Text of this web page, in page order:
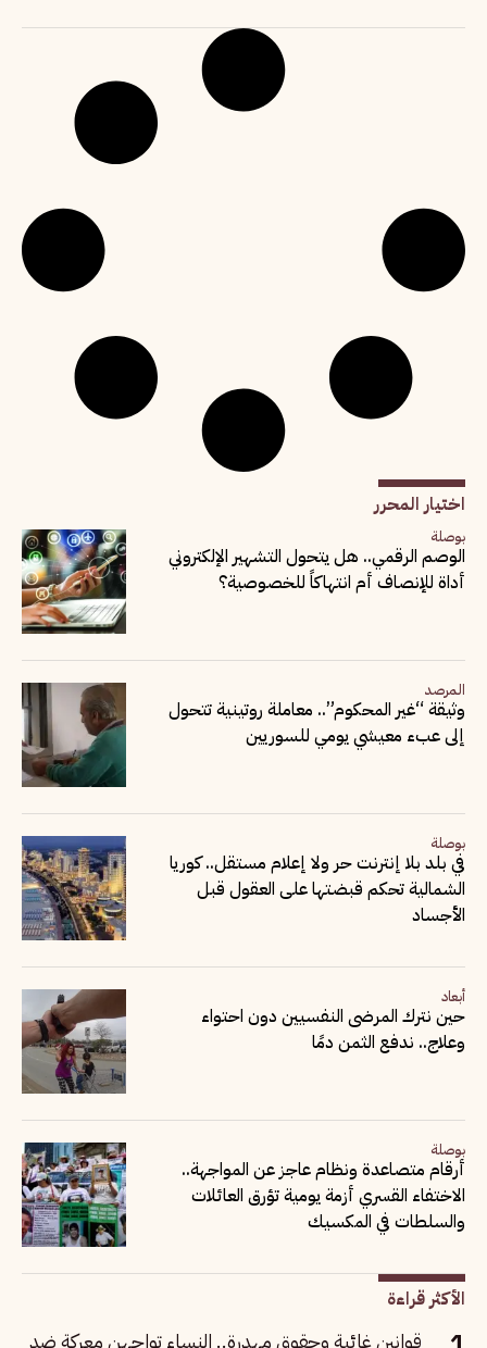
اختيار المحرر
بوصلة
الوصم الرقمي.. هل يتحول التشهير الإلكتروني
أداة للإنصاف أم انتهاكاً للخصوصية؟
المرصد
وثيقة “غير المحكوم”.. معاملة روتينية تتحول
إلى عبء معيشي يومي للسوريين
بوصلة
في بلد بلا إنترنت حر ولا إعلام مستقل.. كوريا
الشمالية تحكم قبضتها على العقول قبل
الأجساد
أبعاد
حين نترك المرضى النفسيين دون احتواء
وعلاج.. ندفع الثمن دمًا
بوصلة
أرقام متصاعدة ونظام عاجز عن المواجهة..
الاختفاء القسري أزمة يومية تؤرق العائلات
والسلطات في المكسيك
الأكثر قراءة
قوانين غائبة وحقوق مهدرة.. النساء تواجهن معركة ضد